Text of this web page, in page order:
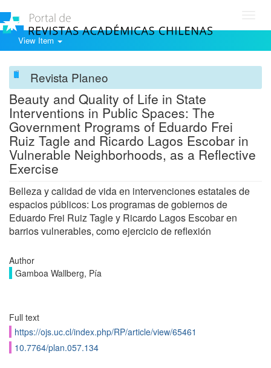
View Item
Revista Planeo
Beauty and Quality of Life in State
Interventions in Public Spaces: The
Government Programs of Eduardo Frei
Ruiz Tagle and Ricardo Lagos Escobar in
Vulnerable Neighborhoods, as a Reflective
Exercise
Belleza y calidad de vida en intervenciones estatales de
espacios públicos: Los programas de gobiernos de
Eduardo Frei Ruiz Tagle y Ricardo Lagos Escobar en
barrios vulnerables, como ejercicio de reflexión
Author
Gamboa Wallberg, Pía
Full text
https://ojs.uc.cl/index.php/RP/article/view/65461
10.7764/plan.057.134